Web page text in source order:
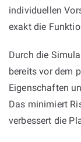
individuellen
exakt die
Durch die
bereits vor dem
Eigenschaften
Das minimiert
verbessert die